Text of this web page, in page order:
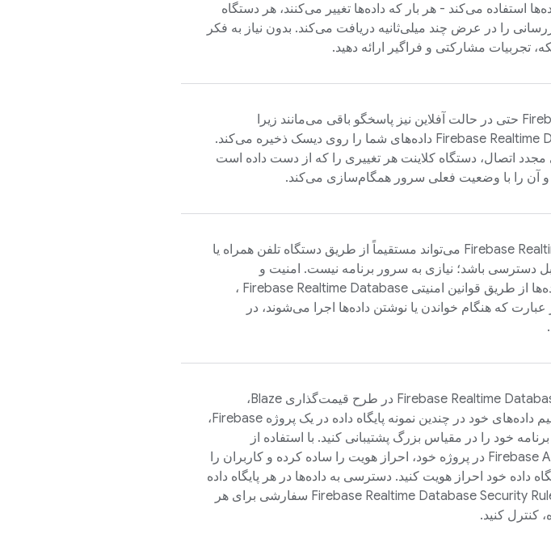
استفاده می‌کند - هر بار که داده‌ها تغییر می‌کنند، هر دستگاه
را در عرض چند میلی‌ثانیه دریافت می‌کند. بدون نیاز به فکر
تجربیات مشارکتی و فراگیر ارائه دهید.
Firebase Realtime SDK داده‌های شما را روی دیسک ذخیره می‌کند.
اتصال، دستگاه کلاینت هر تغییری را که از دست داده است
آن را با وضعیت فعلی سرور همگام‌سازی می‌کند.
Firebase می‌تواند مستقیماً از طریق دستگاه تلفن همراه یا
دسترسی باشد؛ نیازی به سرور برنامه نیست. امنیت و
از طریق قوانین امنیتی Firebase Realtime Database ،
عبارت که هنگام خواندن یا نوشتن داده‌ها اجرا می‌شوند، در
Firebase Realtime
در طرح قیمت‌گذاری Blaze،
می‌توانید با تقسیم داده‌های خود در چندین نمونه پایگاه داده در یک پروژه Firebase،
خود را در مقیاس بزرگ پشتیبانی کنید. با استفاده از
Firebase در پروژه خود، احراز هویت را ساده کرده و کاربران را
داده خود احراز هویت کنید. دسترسی به داده‌ها در هر پایگاه داده
Firebase Realtime Database Security
سفارشی برای هر
کنترل کنید.